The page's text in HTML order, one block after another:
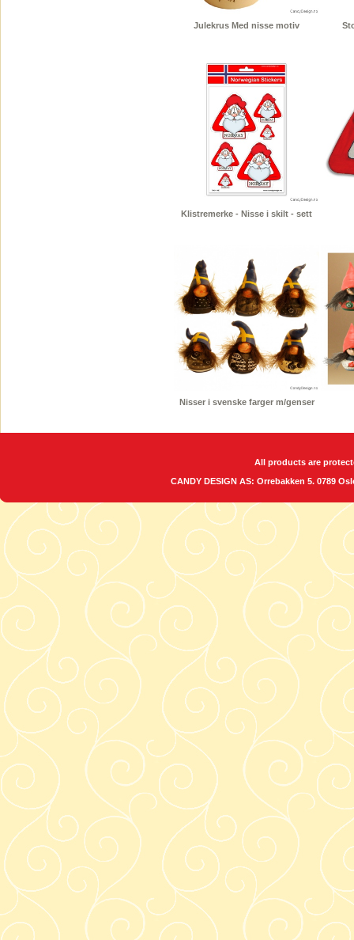
Julekrus Med nisse motiv
Klistremerke - Nisse i skilt - sett
Nisser i svenske farger m/genser
All products are
CANDY DESIGN AS: Orrebakken 5. 0789